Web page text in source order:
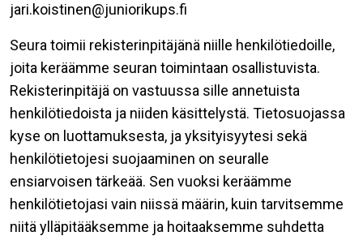
jari.koistinen@juniorikups.fi
Seura toimii rekisterinpitäjänä niille henkilötiedoille,
joita keräämme seuran toimintaan osallistuvista.
Rekisterinpitäjä on vastuussa sille annetuista
henkilötiedoista ja niiden käsittelystä. Tietosuojassa
kyse on luottamuksesta, ja yksityisyytesi sekä
henkilötietojesi suojaaminen on seuralle
ensiarvoisen tärkeää. Sen vuoksi keräämme
henkilötietojasi vain niissä määrin, kuin tarvitsemme
niitä ylläpitääksemme ja hoitaaksemme suhdetta